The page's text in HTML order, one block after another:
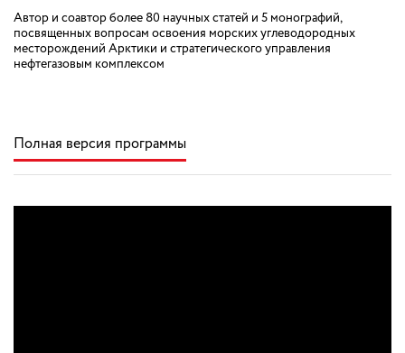
Автор и соавтор более 80 научных статей и 5 монографий,
посвященных вопросам освоения морских углеводородных
месторождений Арктики и стратегического управления
нефтегазовым комплексом
Полная версия программы